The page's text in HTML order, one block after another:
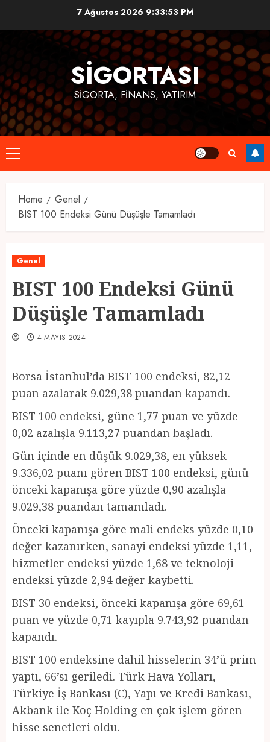
7 Ağustos 2026 9:33:53 PM
SIGORTASI
SIGORTA, FINANS, YATIRIM
Primary
Menu
Home
Genel
BIST 100 Endeksi Günü Düşüşle Tamamladı
Genel
BIST 100 Endeksi Günü
Düşüşle Tamamladı
4 MAYIS 2024
Borsa İstanbul’da BIST 100 endeksi, 82,12
puan azalarak 9.029,38 puandan kapandı.
BIST 100 endeksi, güne 1,77 puan ve yüzde
0,02 azalışla 9.113,27 puandan başladı.
Gün içinde en düşük 9.029,38, en yüksek
9.336,02 puanı gören BIST 100 endeksi, günü
önceki kapanışa göre yüzde 0,90 azalışla
9.029,38 puandan tamamladı.
Önceki kapanışa göre mali endeks yüzde 0,10
değer kazanırken, sanayi endeksi yüzde 1,11,
hizmetler endeksi yüzde 1,68 ve teknoloji
endeksi yüzde 2,94 değer kaybetti.
BIST 30 endeksi, önceki kapanışa göre 69,61
puan ve yüzde 0,71 kayıpla 9.743,92 puandan
kapandı.
BIST 100 endeksine dahil hisselerin 34’ü prim
yaptı, 66’sı geriledi. Türk Hava Yolları,
Türkiye İş Bankası (C), Yapı ve Kredi Bankası,
Akbank ile Koç Holding en çok işlem gören
hisse senetleri oldu.